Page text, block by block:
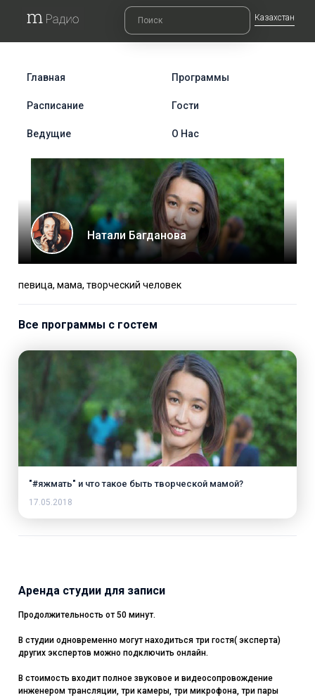
Казахстан
Главная Программы
Расписание Гости
Ведущие О Нас
Натали Багданова
певица, мама, творческий человек
Все программы с гостем
"#яжмать" и что такое быть творческой мамой?
17.05.2018
Аренда студии для записи
Продолжительность от 50 минут.
В студии одновременно могут находиться три гостя( эксперта)
других экспертов можно подключить онлайн.
В стоимость входит полное звуковое и видеосопровождение
инженером трансляции, три камеры, три микрофона, три пары